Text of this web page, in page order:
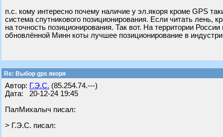
п.с. кому интересно почему наличие у эл.якоря кроме GPS
система спутникового позиционирования. Если читать лень,
на точность позиционирования. Так вот. На территории
обновлённой Минн коты лучшее позиционирование в
Re: Выбор gps якоря
Автор: Г.Э.С. (85.254.74.---)
Дата: 20-12-24 19:45
ПалМихалыч писал:
> Г.Э.С. писал: